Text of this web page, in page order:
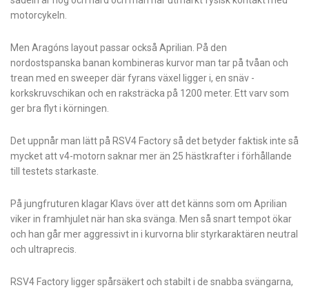
motorcykeln.
Men Aragóns layout passar också Aprilian. På den
nordostspanska banan kombineras kurvor man tar på tvåan och
trean med en sweeper där fyrans växel ligger i, en snäv ­
korkskruvschikan och en raksträcka på 1200 meter. Ett varv som
ger bra flyt i körningen.
Det uppnår man lätt på RSV4 Factory så det betyder faktisk inte så
mycket att v4-motorn saknar mer än 25 hästkrafter i förhållande
till testets starkaste.
På jungfruturen klagar Klavs över att det känns som om Aprilian
viker in framhjulet när han ska svänga. Men så snart tempot ökar
och han går mer aggressivt in i kurvorna blir styrkaraktären neutral
och ultraprecis.
RSV4 Factory ligger spårsäkert och stabilt i de snabba svängarna,